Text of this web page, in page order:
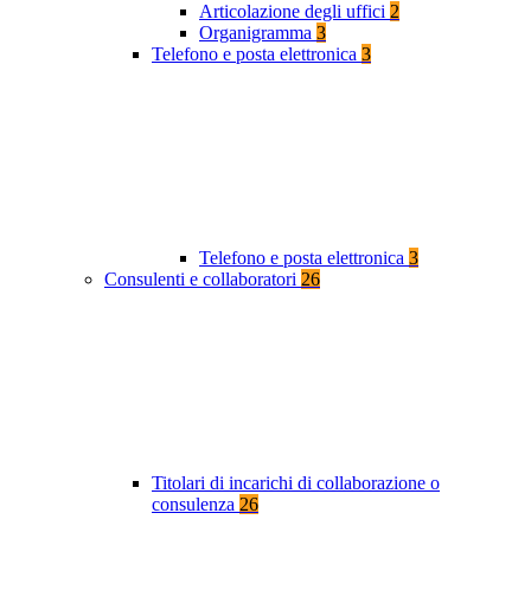
Articolazione degli uffici 2
Organigramma 3
Telefono e posta elettronica 3
Telefono e posta elettronica 3
Consulenti e collaboratori 26
Titolari di incarichi di collaborazione o
consulenza 26